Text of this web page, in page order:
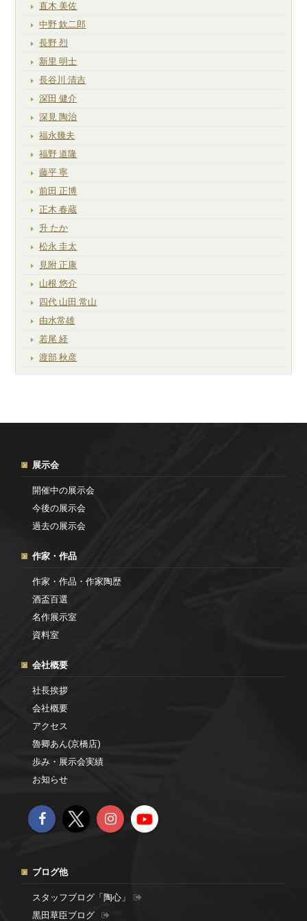
直木 美佐
中野 欽二郎
長野 烈
新里 明士
長谷川 清吉
深田 健介
深見 陶治
福永幾夫
福野 道隆
藤平 寧
前田 正博
正木 春蔵
升 たか
松永 圭太
見附 正康
山根 悠介
四代 山田 常山
由水常雄
若尾 経
渡部 秋彦
展示会
開催中の展示会
今後の展示会
過去の展示会
作家・作品
作家・作品・作家陶歴
酒盃百選
名作展示室
資料室
会社概要
社長挨拶
会社概要
アクセス
魯卿あん(京橋店)
歩み・展示会実績
お知らせ
ブログ他
スタッフブログ「陶心」
黒田草臣ブログ